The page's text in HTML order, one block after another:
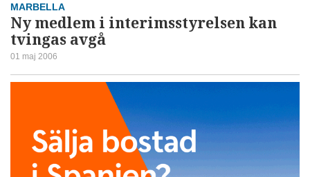
MARBELLA
Ny medlem i interimsstyrelsen kan
tvingas avgå
01 maj 2006